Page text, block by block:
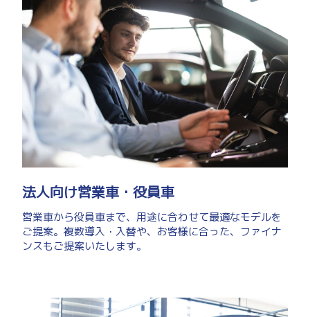
法人向け営業車・役員車
営業車から役員車まで、用途に合わせて最適なモデルを
ご提案。複数導入・入替や、お客様に合った、ファイナ
ンスもご提案いたします。